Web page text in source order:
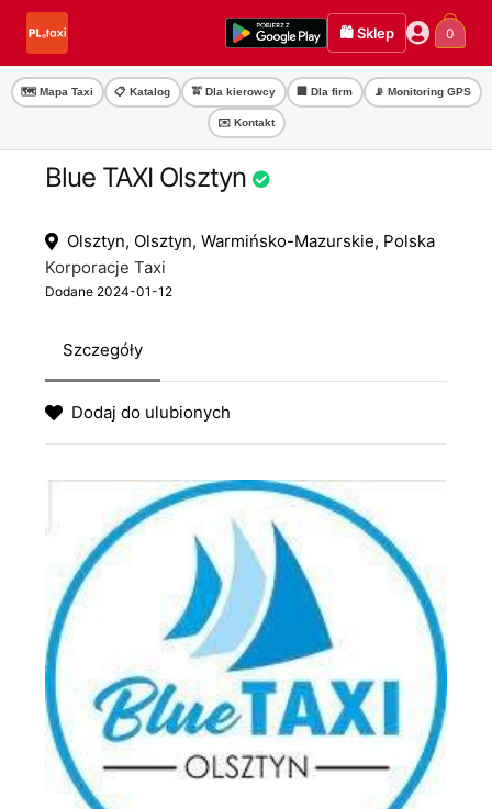
Przejdź
nawigacji
Przejdź
treści
🛍️ Sklep 0
🗺️ Mapa Taxi 📋 Katalog 🚖 Dla kierowcy 🏢 Dla firm 📡 Monitoring GPS
✉️ Kontakt
Blue TAXI Olsztyn
Olsztyn, Olsztyn, Warmińsko-Mazurskie, Polska
Korporacje Taxi
Dodane 2024-01-12
Szczegóły
Dodaj do ulubionych